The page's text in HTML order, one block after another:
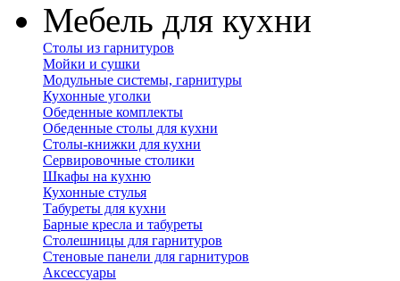
Мебель для кухни
Столы из гарнитуров
Мойки и сушки
Модульные системы, гарнитуры
Кухонные уголки
Обеденные комплекты
Обеденные столы для кухни
Столы-книжки для кухни
Сервировочные столики
Шкафы на кухню
Кухонные стулья
Табуреты для кухни
Барные кресла и табуреты
Столешницы для гарнитуров
Стеновые панели для гарнитуров
Аксессуары